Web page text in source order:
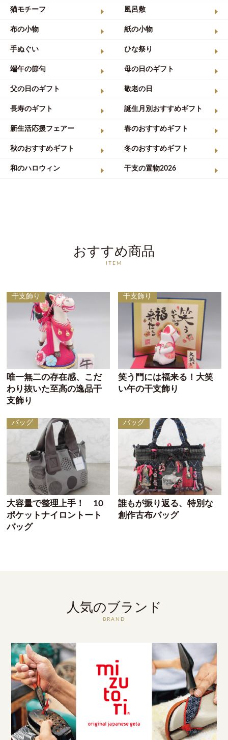
猫モチーフ 風呂敷
布の小物 紙の小物
手ぬぐい ひな祭り
端午の節句 母の日のギフト
父の日のギフト 敬老の日
長寿のギフト 誕生月別おすすめギフト
新生活応援フェアー 春のおすすめギフト
秋のおすすめギフト 冬のおすすめギフト
和のハロウィン 干支の置物2026
おすすめ商品
ITEM
干支飾り
唯一無二の存在感、こだ
わり抜いた至高の逸品干
支飾り
干支飾り
笑う門には福来る！大笑
い午の干支飾り
バッグ
大容量で整理上手！ 10
ポケットナイロントート
バッグ
バッグ
誰もが振り返る、特別な
創作古布バッグ
人気のブランド
BRAND